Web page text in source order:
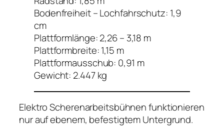
Bodenfreiheit – Lochfahrschutz: 1,9
cm
Plattformlänge: 2,26 – 3,18 m
Plattformbreite: 1,15 m
Plattformausschub: 0,91 m
Gewicht: 2.447 kg
Elektro Scherenarbeitsbühnen funktionieren
nur auf ebenem, befestigtem Untergrund.